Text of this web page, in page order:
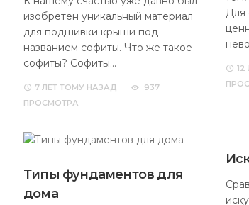
изобретен уникальный материал
для подшивки крыши под
названием софиты. Что же такое
софиты? Софиты…
7 ЛЕТ ТОМУ НАЗАД
937
ПРОСМОТРА
Для
12
Типы фундаментов для
дома